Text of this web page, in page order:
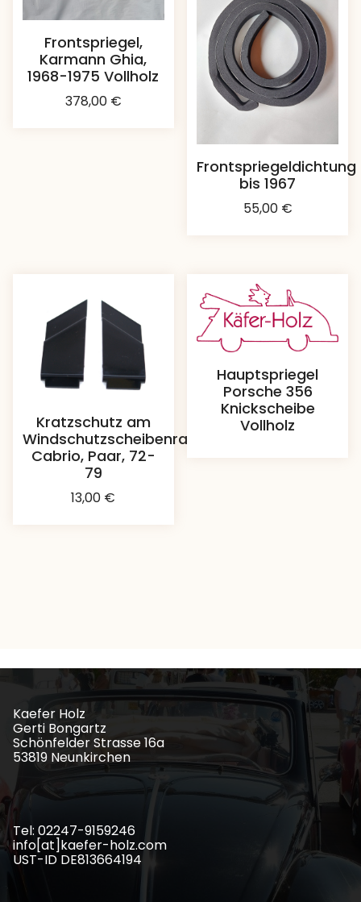
Frontspriegel,
Karmann Ghia,
1968-1975 Vollholz
378,00 €
Frontspriegeldichtung
bis 1967
55,00 €
Kratzschutz am
Windschutzscheibenrahmen,
Cabrio, Paar, 72-
79
13,00 €
Hauptspriegel
Porsche 356
Knickscheibe
Vollholz
Kaefer Holz
Gerti Bongartz
Schönfelder Strasse 16a
53819 Neunkirchen
Tel: 02247-9159246
info[at]kaefer-holz.com
UST-ID DE813664194